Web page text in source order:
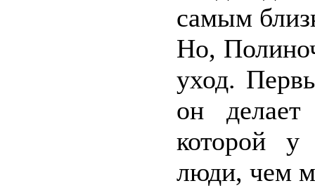
самым
Но,
уход.
он
которой у
люди, чем